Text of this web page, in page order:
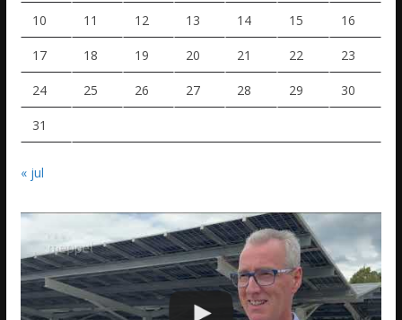
10 11 12 13 14 15 16
17 18 19 20 21 22 23
24 25 26 27 28 29 30
31
« jul